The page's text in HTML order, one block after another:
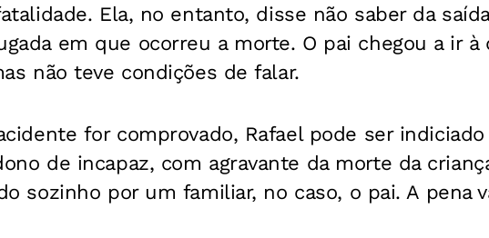
Ela, no entanto, disse não saber da
em que ocorreu a morte. O pai chegou a ir à
não teve condições de falar.
for comprovado, Rafael pode ser
de incapaz, com agravante da morte da
sozinho por um familiar, no caso, o pai. A pena